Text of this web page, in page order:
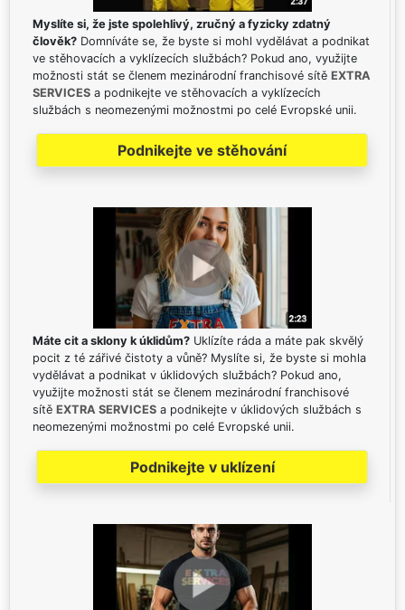
Myslíte si, že jste spolehlivý, zručný a fyzicky zdatný
člověk? Domníváte se, že byste si mohl vydělávat a podnikat
ve stěhovacích a vyklízecích službách? Pokud ano, využijte
možnosti stát se členem mezinárodní franchisové sítě EXTRA
SERVICES a podnikejte ve stěhovacích a vyklízecích
službách s neomezenými možnostmi po celé Evropské unii.
Podnikejte ve stěhování
Máte cit a sklony k úklidům? Uklízíte ráda a máte pak skvělý
pocit z té zářivé čistoty a vůně? Myslíte si, že byste si mohla
vydělávat a podnikat v úklidových službách? Pokud ano,
využijte možnosti stát se členem mezinárodní franchisové
sítě EXTRA SERVICES a podnikejte v úklidových službách s
neomezenými možnostmi po celé Evropské unii.
Podnikejte v uklízení